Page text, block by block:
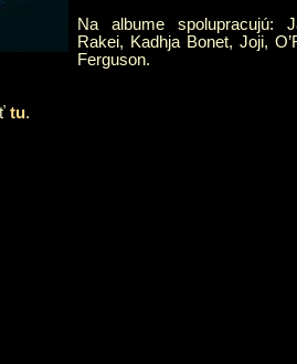
Na albume spolupracujú:
Rakei, Kadhja Bonet, Joji,
Ferguson.
tu.